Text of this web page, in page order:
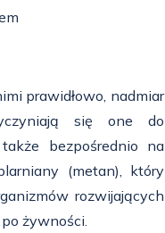
prawidłowo, nadmiar
się one do
bezpośrednio na
(metan), który
rozwijających
żywności.